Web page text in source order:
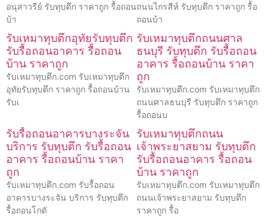
อนุสาวรีย์ รับทุบตึก ราคาถูก รื้อถอน
บ้า
ถนนไกรสีห์ รับทุบตึก ราคาถูก รื้อ
ถอนบ้า
รับเหมาทุบตึกอุทัยรับทุบตึก
รับรื้อถอนอาคาร รื้อถอน
บ้าน ราคาถูก
รับเหมาทุบตึก.com รับเหมาทุบตึก
อุทัยรับทุบตึก ราคาถูก รื้อถอนบ้าน
รับเ
รับเหมาทุบตึกถนนศาล
ธนบุรี รับทุบตึก รับรื้อถอน
อาคาร รื้อถอนบ้าน ราคา
ถูก
รับเหมาทุบตึก.com รับเหมาทุบตึก
ถนนศาลธนบุรี รับทุบตึก ราคาถูก
รื้อถอนบ
รับรื้อถอนอาคารบางระจัน
บริการ รับทุบตึก รับรื้อถอน
อาคาร รื้อถอนบ้าน ราคา
ถูก
รับเหมาทุบตึก.com รับรื้อถอน
อาคารบางระจัน บริการ รับทุบตึก
รื้อถอนโกดั
รับเหมาทุบตึกถนน
เจ้าพระยาสยาม รับทุบตึก
รับรื้อถอนอาคาร รื้อถอน
บ้าน ราคาถูก
รับเหมาทุบตึก.com รับเหมาทุบตึก
ถนนเจ้าพระยาสยาม รับทุบตึก
ราคาถูก รื้อ